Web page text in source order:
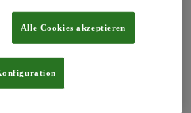
Eintopf mit Fleischbällchen
Eintopf mit Fleischbällchen
mit Linsen
Alle Cookies akzeptieren